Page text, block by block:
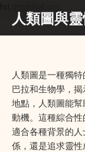
人類圖與
人類圖是一種獨
巴拉和生物學，
地點，人類圖能
動機。這種綜合
適合各種背景的
係，還是追求靈性